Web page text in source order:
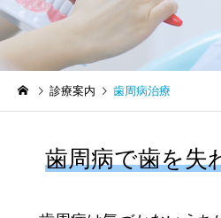
一般歯科
歯周病治療
診療案内 歯周病治療
歯周病で歯を失